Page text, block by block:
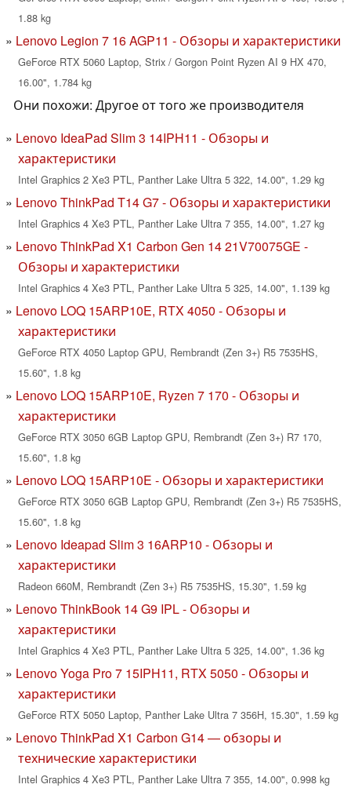
1.88 kg
Lenovo Legion 7 16 AGP11 - Обзоры и характеристики
GeForce RTX 5060 Laptop, Strix / Gorgon Point Ryzen AI 9 HX 470,
16.00", 1.784 kg
Они похожи: Другое от того же производителя
Lenovo IdeaPad Slim 3 14IPH11 - Обзоры и
характеристики
Intel Graphics 2 Xe3 PTL, Panther Lake Ultra 5 322, 14.00", 1.29 kg
Lenovo ThinkPad T14 G7 - Обзоры и характеристики
Intel Graphics 4 Xe3 PTL, Panther Lake Ultra 7 355, 14.00", 1.27 kg
Lenovo ThinkPad X1 Carbon Gen 14 21V70075GE -
Обзоры и характеристики
Intel Graphics 4 Xe3 PTL, Panther Lake Ultra 5 325, 14.00", 1.139 kg
Lenovo LOQ 15ARP10E, RTX 4050 - Обзоры и
характеристики
GeForce RTX 4050 Laptop GPU, Rembrandt (Zen 3+) R5 7535HS,
15.60", 1.8 kg
Lenovo LOQ 15ARP10E, Ryzen 7 170 - Обзоры и
характеристики
GeForce RTX 3050 6GB Laptop GPU, Rembrandt (Zen 3+) R7 170,
15.60", 1.8 kg
Lenovo LOQ 15ARP10E - Обзоры и характеристики
GeForce RTX 3050 6GB Laptop GPU, Rembrandt (Zen 3+) R5 7535HS,
15.60", 1.8 kg
Lenovo Ideapad Slim 3 16ARP10 - Обзоры и
характеристики
Radeon 660M, Rembrandt (Zen 3+) R5 7535HS, 15.30", 1.59 kg
Lenovo ThinkBook 14 G9 IPL - Обзоры и
характеристики
Intel Graphics 4 Xe3 PTL, Panther Lake Ultra 5 325, 14.00", 1.36 kg
Lenovo Yoga Pro 7 15IPH11, RTX 5050 - Обзоры и
характеристики
GeForce RTX 5050 Laptop, Panther Lake Ultra 7 356H, 15.30", 1.59 kg
Lenovo ThinkPad X1 Carbon G14 — обзоры и
технические характеристики
Intel Graphics 4 Xe3 PTL, Panther Lake Ultra 7 355, 14.00", 0.998 kg